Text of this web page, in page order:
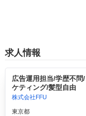
求人情報
広告運用担当/学歴不問
ケティング/髪型自由
株式会社FFU
東京都